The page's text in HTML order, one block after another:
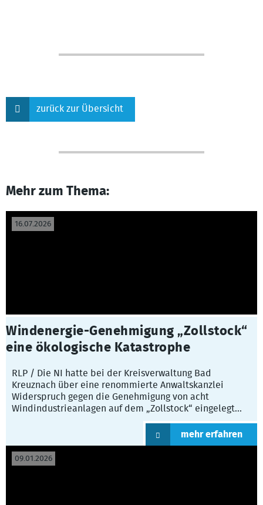
zurück zur Übersicht
Mehr zum Thema:
16.07.2026
Windenergie-Genehmigung „Zollstock“
eine ökologische Katastrophe
RLP / Die NI hatte bei der Kreisverwaltung Bad
Kreuznach über eine renommierte Anwaltskanzlei
Widerspruch gegen die Genehmigung von acht
Windindustrieanlagen auf dem „Zollstock“ eingelegt...
mehr erfahren
09.01.2026